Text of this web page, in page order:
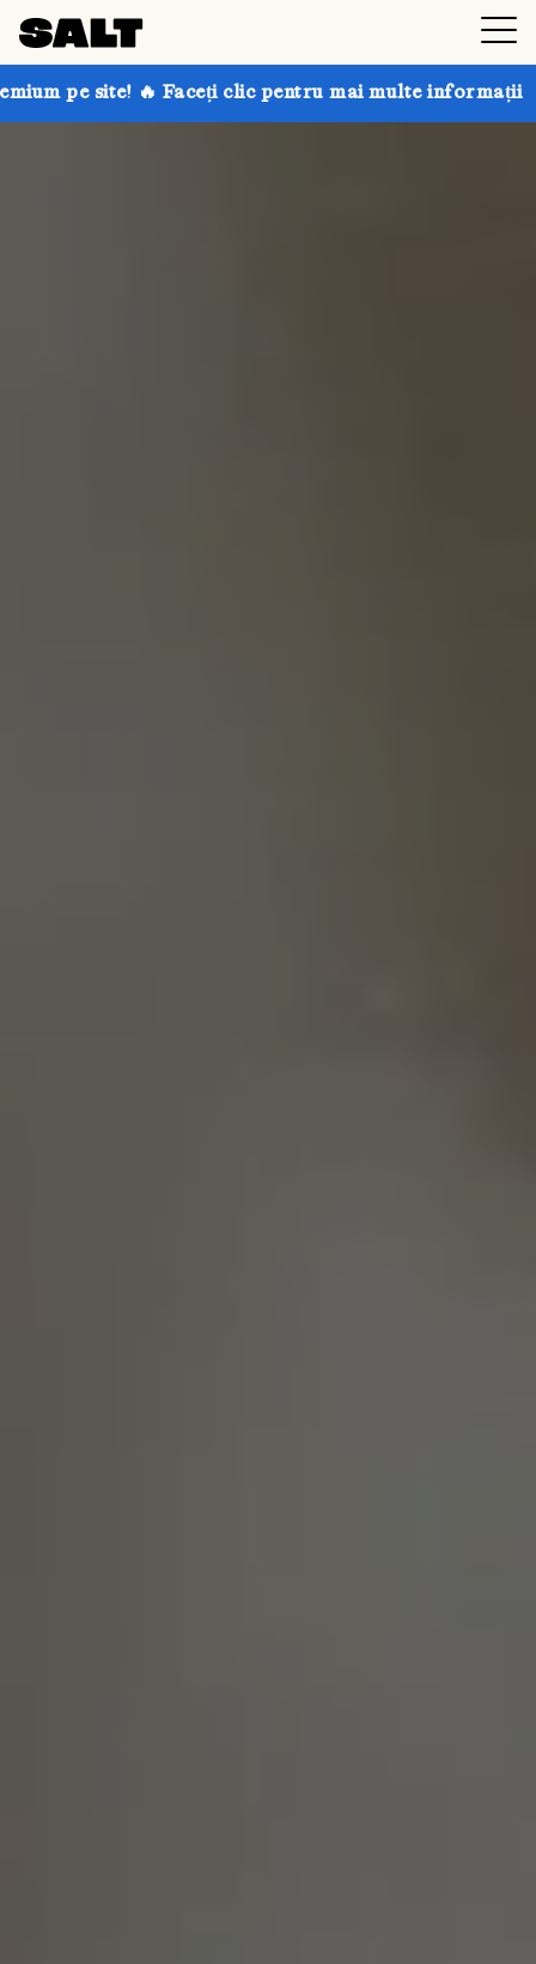
Faceți clic pentru mai multe informații Obțineți